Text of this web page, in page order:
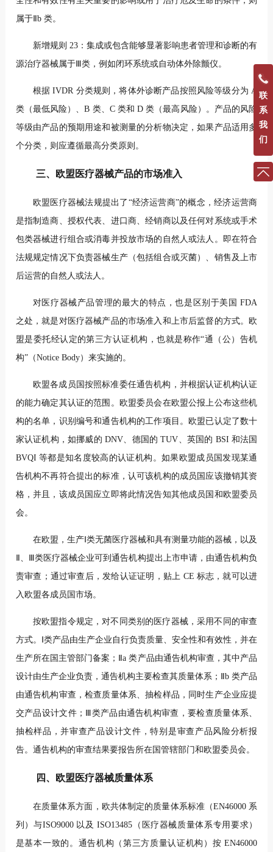
属于Ⅱb 类。
新增规则 23：集成或包含能够显著影响患者管理和诊断的有
源治疗器械属于Ⅲ类，例如闭环系统或自动体外除颤仪。
根据 IVDR 分类规则，将体外诊断产品按照风险等级分为 A
类（最低风险）、B 类、C 类和 D 类（最高风险）。产品的风险
等级由产品的预期用途和被测量的分析物决定，如果产品适用多
个分类，则应遵循最高分类原则。
三、欧盟医疗器械产品的市场准入
欧盟医疗器械法规提出了“经济运营商”的概念，经济运营商
是指制造商、授权代表、进口商、经销商以及任何对系统或手术
包类器械进行组合或消毒并投放市场的自然人或法人。即在符合
法规规定情况下负责器械生产（包括组合或灭菌）、销售及上市
后运营的自然人或法人。
对医疗器械产品管理的最大的特点，也是区别于美国 FDA
之处，就是对医疗器械产品的市场准入和上市后监督的方式。欧
盟是委托经认定的第三方认证机构，也就是称作“通（公）告机
构”（Notice Body）来实施的。
欧盟各成员国按照标准委任通告机构，并根据认证机构认证
的能力确定其认证的范围。欧盟委员会在欧盟公报上公布这些机
构的名单，识别编号和通告机构的工作项目。欧盟已认定了数十
家认证机构，如挪威的 DNV、德国的 TUV、英国的 BSI 和法国
BVQI 等都是知名度较高的认证机构。如果欧盟成员国发现某通
告机构不再符合提出的标准，认可该机构的成员国应该撤销其资
格，并且，该成员国应立即将此情况告知其他成员国和欧盟委员
会。
在欧盟，生产Ⅰ类无菌医疗器械和具有测量功能的器械，以及
Ⅱ、Ⅲ类医疗器械企业可到通告机构提出上市申请，由通告机构负
责审查；通过审查后，发给认证证明，贴上 CE 标志，就可以进
入欧盟各成员国市场。
按欧盟指令规定，对不同类别的医疗器械，采用不同的审查
方式。Ⅰ类产品由生产企业自行负责质量、安全性和有效性，并在
生产所在国主管部门备案；Ⅱa 类产品由通告机构审查，其中产品
设计由生产企业负责，通告机构主要检查其质量体系；Ⅱb 类产品
由通告机构审查，检查质量体系、抽检样品，同时生产企业应提
交产品设计文件；Ⅲ类产品由通告机构审查，要检查质量体系、
抽检样品，并审查产品设计文件，特别是审查产品风险分析报
告。通告机构的审查结果要报告所在国管辖部门和欧盟委员会。
四、欧盟医疗器械质量体系
在质量体系方面，欧共体制定的质量体系标准（EN46000 系
列）与ISO9000 以及 ISO13485（医疗器械质量体系专用要求）
是基本一致的。通告机构（第三方质量认证机构）按 EN46000
联
系
我
们